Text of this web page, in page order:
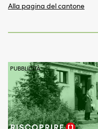
Alla pagina del cantone
PUBBLICITÀ